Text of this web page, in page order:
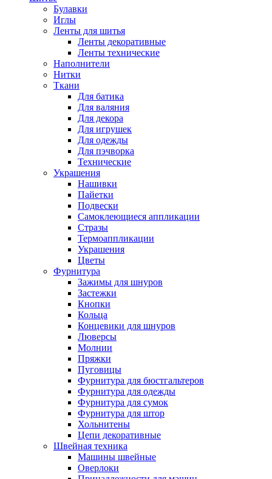
Булавки
Иглы
Ленты для шитья
Ленты декоративные
Ленты технические
Наполнители
Нитки
Ткани
Для батика
Для валяния
Для декора
Для игрушек
Для одежды
Для пэчворка
Технические
Украшения
Нашивки
Пайетки
Подвески
Самоклеющиеся аппликации
Стразы
Термоаппликации
Украшения
Цветы
Фурнитура
Зажимы для шнуров
Застежки
Кнопки
Кольца
Концевики для шнуров
Люверсы
Молнии
Пряжки
Пуговицы
Фурнитура для бюстгальтеров
Фурнитура для одежды
Фурнитура для сумок
Фурнитура для штор
Хольнитены
Цепи декоративные
Швейная техника
Машины швейные
Оверлоки